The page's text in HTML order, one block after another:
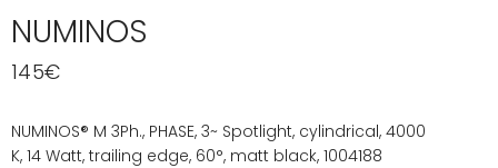
NUMINOS
145€
NUMINOS® M 3Ph., PHASE, 3~ Spotlight, cylindrical, 4000
K, 14 Watt, trailing edge, 60°, matt black, 1004188